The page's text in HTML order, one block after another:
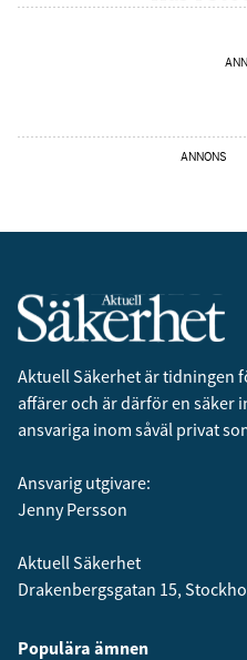
ANNONS
Aktuell Säkerhet är tidningen
affärer och är därför en
ansvariga inom såväl privat
Ansvarig utgivare:
Jenny Persson
Aktuell Säkerhet
Drakenbergsgatan 15,
Populära ämnen